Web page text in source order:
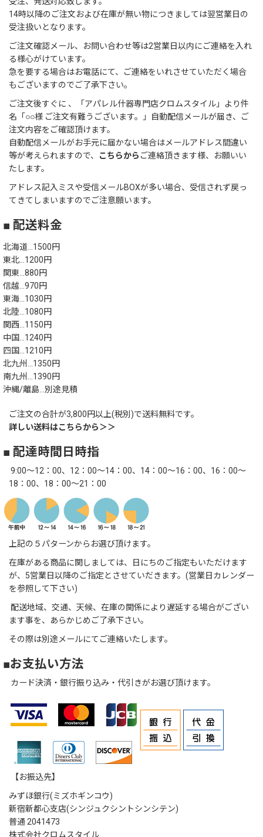
14時以降のご注文および在庫が無い物につきましては翌営業日の
受注扱いとなります。
ご注文確認メール、お問い合わせ等は2営業日以内にご連絡を入れ
る様心がけています。
急を要する場合はお電話にて、ご連絡をいれさせていただく場合
もございますのでご了承下さい。
ご注文後すぐに 、「アパレル什器専門店クロムスタイル」より件
名「○○様 ご注文有難うございます。」自動配信メールが届き、ご
注文内容をご確認頂けます。
自動配信メールがお手元に届かない場合はメールアドレス間違い
等が考えられますので、
こちらから ご連絡頂きます様、お願いい
たします。
アドレス記入ミスや受信メールBOXが多い場合、受信されず戻っ
てきてしまいますのでご注意願います。
■ 配送料金
北海道…1500円
東北…1200円
関東…880円
信越…970円
東海…1030円
北陸…1080円
関西…1150円
中国…1240円
四国…1210円
北九州…1350円
南九州…1390円
沖縄/離島…別途見積
ご注文の合計が3,800円以上(税別)で送料無料です。
詳しい送料はこちらから＞＞
■ 配達時間日時指
9:00～12：00、12：00～14：00、14：00～16：00、16：00～
18：00、18：00～21：00
上記の５パターンからお選び頂けます。
在庫がある商品に関しましては、日にちのご指定もいただけます
が、5営業日以降のご指定とさせていだきます。(営業日カレンダー
を参照して下さい)
配送地域、交通、天候、在庫の関係により遅延する場合がござい
ます事を、あらかじめご了承下さい。
その際は別途メールにてご連絡いたします。
■お支払い方法
カード決済・銀行振り込み・代引きがお選び頂けます。
【お振込先】
みずほ銀行(ミズホギンコウ)
新宿新都心支店(シンジュクシントシンシテン)
普通 2041473
株式会社クロムスタイル